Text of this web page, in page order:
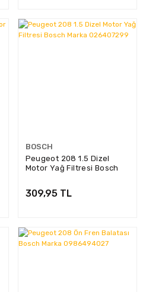
BOSCH
Peugeot 208 1.5 Dizel
Motor Yağ Filtresi Bosch
309,95 TL